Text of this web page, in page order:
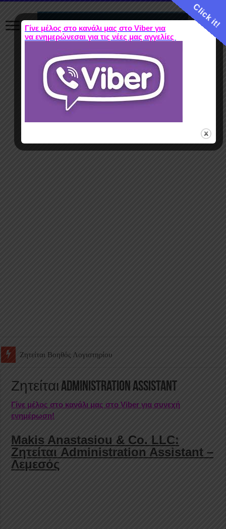
Ζητείται Υπάλληλος για γέμισμα και ανεφοδιασμό αυτόματων
Ζητείται Administration Assistant
Γίνε μέλος στο κανάλι μας στο Viber για συνεχή
ενημέρωση!
Makis Anastasiou & Co. LLC:
Ζητείται Administration Assistant –
Λεμεσός
Click it!
Γίνε μέλος στο κανάλι μας στο Viber για
να ενημερώνεσαι για τις νέες μας αγγελίες